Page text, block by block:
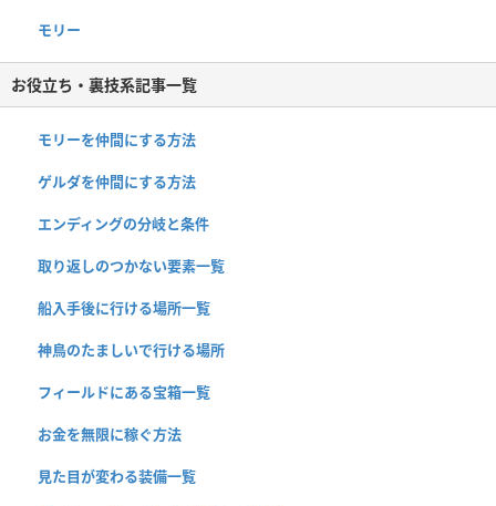
モリー
お役立ち・裏技系記事一覧
モリーを仲間にする方法
ゲルダを仲間にする方法
エンディングの分岐と条件
取り返しのつかない要素一覧
船入手後に行ける場所一覧
神鳥のたましいで行ける場所
フィールドにある宝箱一覧
お金を無限に稼ぐ方法
見た目が変わる装備一覧